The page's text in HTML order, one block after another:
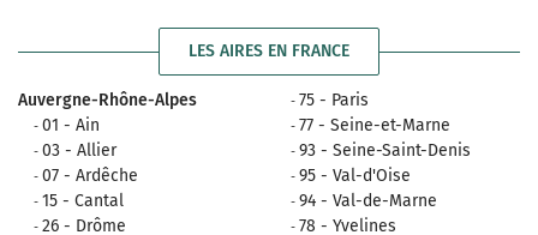
LES AIRES EN FRANCE
Auvergne-Rhône-Alpes
01 - Ain
03 - Allier
07 - Ardêche
15 - Cantal
26 - Drôme
75 - Paris
77 - Seine-et-Marne
93 - Seine-Saint-Denis
95 - Val-d'Oise
94 - Val-de-Marne
78 - Yvelines